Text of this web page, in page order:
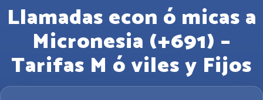
Llamadas econ ó micas a
Micronesia (+691) –
Tarifas M ó viles y Fijos